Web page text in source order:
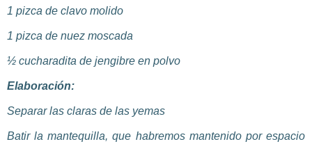
1 pizca de clavo molido
1 pizca de nuez moscada
½ cucharadita de jengibre en polvo
Elaboración:
Separar las claras de las yemas
Batir la mantequilla, que habremos mantenido por espacio